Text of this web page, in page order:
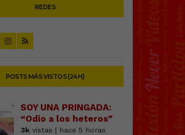
REDES
POSTS MÁS VISTOS (24H)
SOY UNA PRINGADA:
“Odio a los heteros”
3kvistas | hace 5 horas